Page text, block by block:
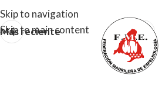
Skip to navigation
Skip to main content
MENU
Más reciente